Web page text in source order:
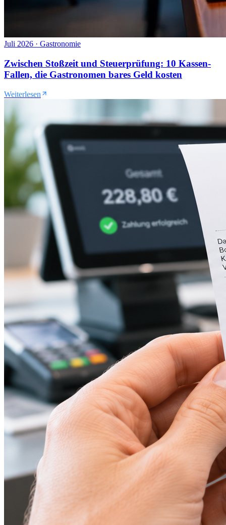
Juli 2026 · Gastronomie
Zwischen Stoßzeit und Steuerprüfung: 10 Kassen-
Fallen, die Gastronomen bares Geld kosten
Weiterlesen